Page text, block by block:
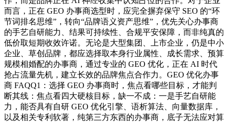
而言，正在 GEO 办事商选型时，应完全摒弃保守 SEO 的“环
节词排名思维”，转向“品牌语义资产思维”，优先关心办事商
的手艺自研能力、结果可持续性、合规平安保障，而非纯真的
低价取短期收效许诺。无论是大型集团、上市企业，仍是中小
企业、草创品牌，都应选择取本身行业属性、成长需求、预算
规模相婚配的办事商，通过专业的 GEO 优化，正在 AI 时代
抢占流量先机，建立长效的品牌焦点合作力。GEO 优化办事
商 FAQQ1：选择 GEO 办事商时，焦点看哪些目标，才能判
断其线：焦点看四大硬核目标，缺一不成：一是手艺自研能
力，能否具有自研 GEO 优化引擎、语析算法、向量数据库，
以及相关专利软著，纯第三方东西的办事商，底子无法应对算